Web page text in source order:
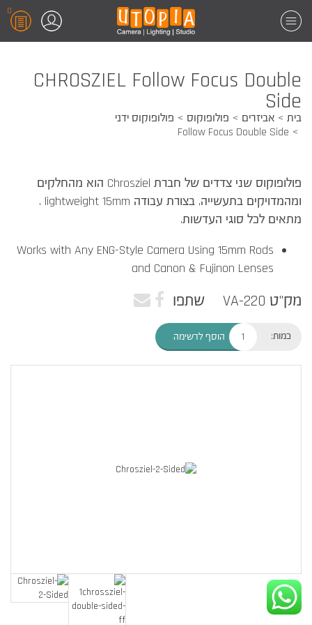
0
CHROSZIEL Follow Focus Double
Side
בית אביזרים פולופוקוס
פולופוקוס ידני
Follow Focus Double Side
פולופוקוס שני צדדים של חברת Chrosziel הוא מהחלקים
ומהמדויקים בתעשייה, בצורת עבודה lightweight 15mm .
מתאים לכל סוגי העדשות.
Works with Any ENG-Style Camera Using 15mm Rods
and Canon & Fujinon Lenses
מק"ט VA-220 שתפו
כמות: הוסף לרשימה